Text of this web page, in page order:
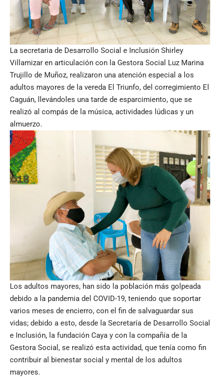
La secretaria de Desarrollo Social e Inclusión Shirley
Villamizar en articulación con la Gestora Social Luz Marina
Trujillo de Muñoz, realizaron una atención especial a los
adultos mayores de la vereda El Triunfo, del corregimiento El
Caguán, llevándoles una tarde de esparcimiento, que se
realizó al compás de la música, actividades lúdicas y un
almuerzo.
Los adultos mayores, han sido la población más golpeada
debido a la pandemia del COVID-19, teniendo que soportar
varios meses de encierro, con el fin de salvaguardar sus
vidas; debido a esto, desde la Secretaría de Desarrollo Social
e Inclusión, la fundación Caya y con la compañía de la
Gestora Social, se realizó esta actividad, que tenía como fin
contribuir al bienestar social y mental de los adultos
mayores.